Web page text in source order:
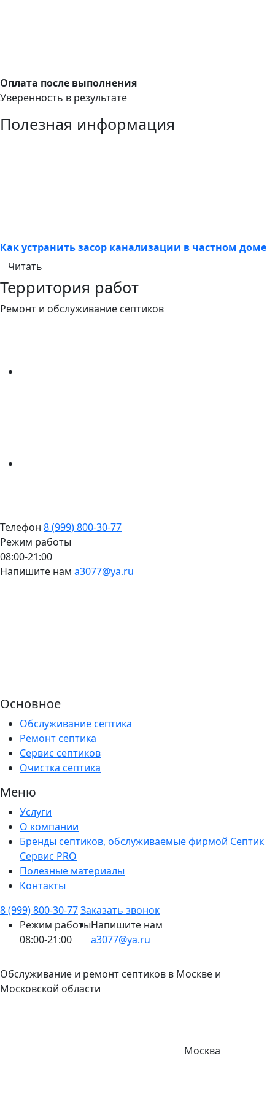
Оплата после выполнения
Уверенность в результате
Полезная информация
Как устранить засор канализации в частном доме
Читать
Территория работ
Ремонт и обслуживание септиков
Телефон 8 (999) 800-30-77
Режим работы
08:00-21:00
Напишите нам a3077@ya.ru
Основное
Обслуживание септика
Ремонт септика
Сервис септиков
Очистка септика
Меню
Услуги
О компании
Бренды септиков, обслуживаемые фирмой Септик
Сервис PRO
Полезные материалы
Контакты
8 (999) 800-30-77Заказать звонок
Режим работы
08:00-21:00
Напишите нам
a3077@ya.ru
Обслуживание и ремонт септиков в Москве и
Московской области
Москва